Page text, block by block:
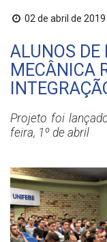
02 de abril de 2019
ALUNOS DE
MECÂNICA
Projeto foi
feira, 1º de abril